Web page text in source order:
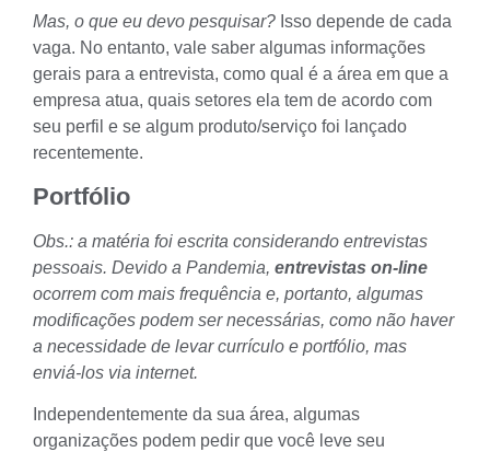
Mas, o que eu devo pesquisar? Isso depende de cada
vaga. No entanto, vale saber algumas informações
gerais para a entrevista, como qual é a área em que a
empresa atua, quais setores ela tem de acordo com
seu perfil e se algum produto/serviço foi lançado
recentemente.
Portfólio
Obs.: a matéria foi escrita considerando entrevistas
pessoais. Devido a Pandemia, entrevistas on-line
ocorrem com mais frequência e, portanto, algumas
modificações podem ser necessárias, como não haver
a necessidade de levar currículo e portfólio, mas
enviá-los via internet.
Independentemente da sua área, algumas
organizações podem pedir que você leve seu